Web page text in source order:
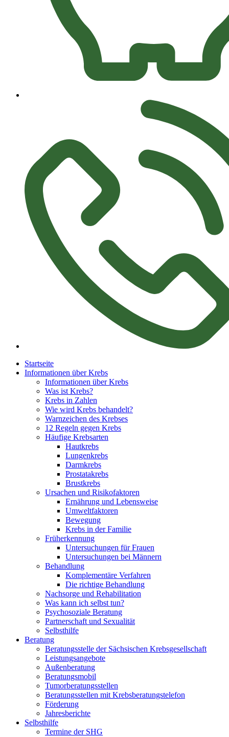
Startseite
Informationen über Krebs
Informationen über Krebs
Was ist Krebs?
Krebs in Zahlen
Wie wird Krebs behandelt?
Warnzeichen des Krebses
12 Regeln gegen Krebs
Häufige Krebsarten
Hautkrebs
Lungenkrebs
Darmkrebs
Prostatakrebs
Brustkrebs
Ursachen und Risikofaktoren
Ernährung und Lebensweise
Umweltfaktoren
Bewegung
Krebs in der Familie
Früherkennung
Untersuchungen für Frauen
Untersuchungen bei Männern
Behandlung
Komplementäre Verfahren
Die richtige Behandlung
Nachsorge und Rehabilitation
Was kann ich selbst tun?
Psychosoziale Beratung
Partnerschaft und Sexualität
Selbsthilfe
Beratung
Beratungsstelle der Sächsischen Krebsgesellschaft
Leistungsangebote
Außenberatung
Beratungsmobil
Tumorberatungsstellen
Beratungsstellen mit Krebsberatungstelefon
Förderung
Jahresberichte
Selbsthilfe
Termine der SHG